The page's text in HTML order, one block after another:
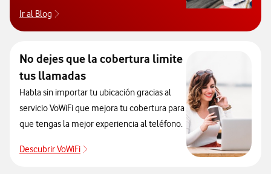
Ir al Blog
No dejes que la cobertura limite
tus llamadas
Habla sin importar tu ubicación gracias al
servicio VoWiFi que mejora tu cobertura para
que tengas la mejor experiencia al teléfono.
Descubrir VoWiFi
Pulsar para consultar el servicio que soluciona